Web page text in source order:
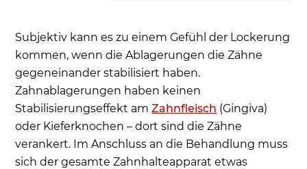
Subjektiv kann es zu einem Gefühl der Lockerung
kommen, wenn die Ablagerungen die Zähne
gegeneinander stabilisiert haben.
Zahnablagerungen haben keinen
Stabilisierungseffekt amZahnfleisch (Gingiva)
oder Kieferknochen – dort sind die Zähne
verankert. Im Anschluss an die Behandlung muss
sich der gesamte Zahnhalteapparat etwas